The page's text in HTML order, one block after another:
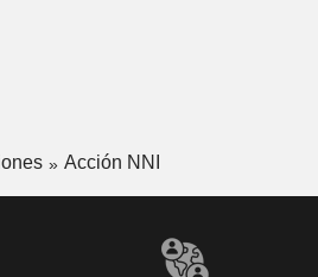
Acción NNI